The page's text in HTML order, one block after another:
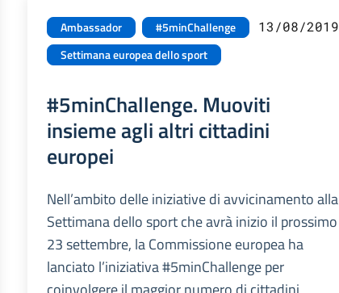
Ambassador
#5minChallenge
Settimana europea dello sport
13/08/2019
#5minChallenge. Muoviti
insieme agli altri cittadini
europei
Nell’ambito delle iniziative di avvicinamento alla
Settimana dello sport che avrà inizio il prossimo
23 settembre, la Commissione europea ha
lanciato l’iniziativa #5minChallenge per